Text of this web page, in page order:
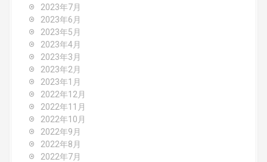
2023年7月
2023年6月
2023年5月
2023年4月
2023年3月
2023年2月
2023年1月
2022年12月
2022年11月
2022年10月
2022年9月
2022年8月
2022年7月